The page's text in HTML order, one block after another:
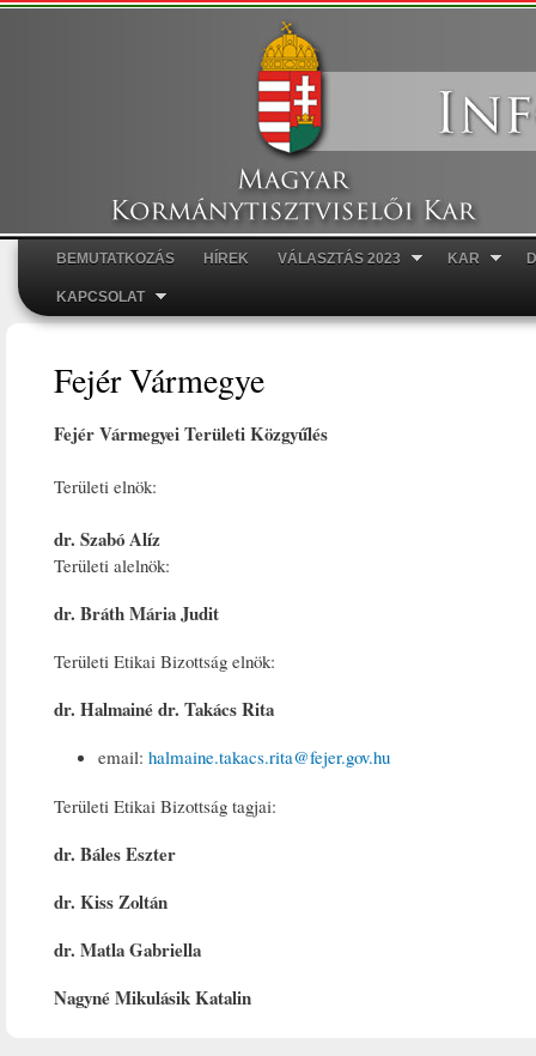
Főmenü
BEMUTATKOZÁS HÍREK VÁLASZTÁS 2023 KAR
KAPCSOLAT
Fejér Vármegye
Fejér Vármegyei Területi Közgyűlés
Területi elnök:
dr. Szabó Alíz
Területi alelnök:
dr. Bráth Mária Judit
Területi Etikai Bizottság elnök:
dr. Halmainé dr. Takács Rita
email:halmaine.takacs.rita@fejer.gov.hu
Területi Etikai Bizottság tagjai:
dr. Báles Eszter
dr. Kiss Zoltán
dr. Matla Gabriella
Nagyné Mikulásik Katalin